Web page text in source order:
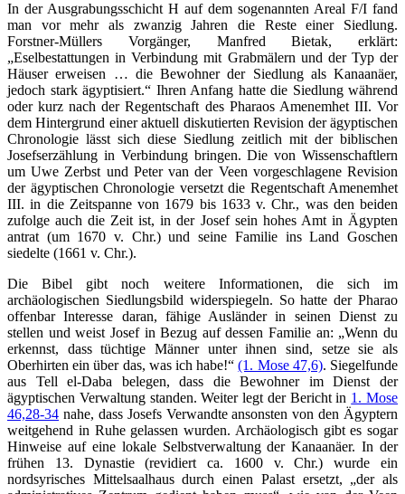
In der Ausgrabungsschicht H auf dem sogenannten Areal F/I fand
man vor mehr als zwanzig Jahren die Reste einer Siedlung.
Forstner-Müllers Vorgänger, Manfred Bietak, erklärt:
„Eselbestattungen in Verbindung mit Grabmälern und der Typ der
Häuser erweisen … die Bewohner der Siedlung als Kanaanäer,
jedoch stark ägyptisiert.“ Ihren Anfang hatte die Siedlung während
oder kurz nach der Regentschaft des Pharaos Amenemhet III. Vor
dem Hintergrund einer aktuell diskutierten Revision der ägyptischen
Chronologie lässt sich diese Siedlung zeitlich mit der biblischen
Josefserzählung in Verbindung bringen. Die von Wissenschaftlern
um Uwe Zerbst und Peter van der Veen vorgeschlagene Revision
der ägyptischen Chronologie versetzt die Regentschaft Amenemhet
III. in die Zeitspanne von 1679 bis 1633 v. Chr., was den beiden
zufolge auch die Zeit ist, in der Josef sein hohes Amt in Ägypten
antrat (um 1670 v. Chr.) und seine Familie ins Land Goschen
siedelte (1661 v. Chr.).
Die Bibel gibt noch weitere Informationen, die sich im
archäologischen Siedlungsbild widerspiegeln. So hatte der Pharao
offenbar Interesse daran, fähige Ausländer in seinen Dienst zu
stellen und weist Josef in Bezug auf dessen Familie an: „Wenn du
erkennst, dass tüchtige Männer unter ihnen sind, setze sie als
Oberhirten ein über das, was ich habe!“(1. Mose 47,6). Siegelfunde
aus Tell el-Daba belegen, dass die Bewohner im Dienst der
ägyptischen Verwaltung standen. Weiter legt der Bericht in 1. Mose
46,28-34 nahe, dass Josefs Verwandte ansonsten von den Ägyptern
weitgehend in Ruhe gelassen wurden. Archäologisch gibt es sogar
Hinweise auf eine lokale Selbstverwaltung der Kanaanäer. In der
frühen 13. Dynastie (revidiert ca. 1600 v. Chr.) wurde ein
nordsyrisches Mittelsaalhaus durch einen Palast ersetzt, „der als